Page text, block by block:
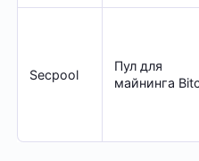
Secpool
Пул для
майнинга